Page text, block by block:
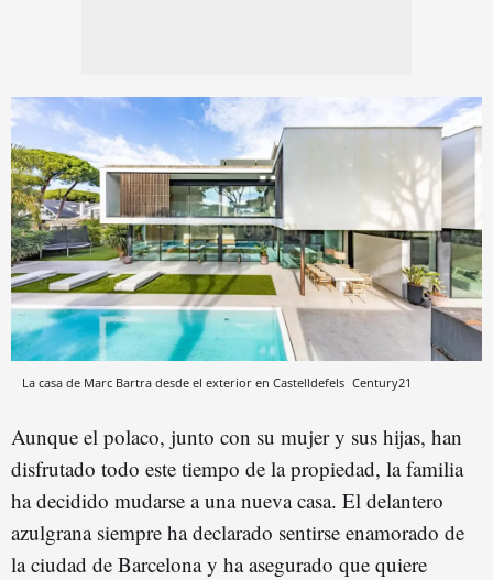
La casa de Marc Bartra desde el exterior en Castelldefels Century21
Aunque el polaco, junto con su mujer y sus hijas, han
disfrutado todo este tiempo de la propiedad, la familia
ha decidido mudarse a una nueva casa. El delantero
azulgrana siempre ha declarado sentirse enamorado de
la ciudad de Barcelona y ha asegurado que quiere